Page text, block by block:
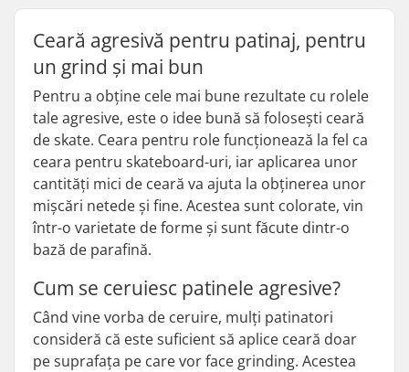
Ceară agresivă pentru patinaj, pentru
un grind și mai bun
Pentru a obține cele mai bune rezultate cu rolele
tale agresive, este o idee bună să folosești ceară
de skate. Ceara pentru role funcționează la fel ca
ceara pentru skateboard-uri, iar aplicarea unor
cantități mici de ceară va ajuta la obținerea unor
mișcări netede și fine. Acestea sunt colorate, vin
într-o varietate de forme și sunt făcute dintr-o
bază de parafină.
Cum se ceruiesc patinele agresive?
Când vine vorba de ceruire, mulți patinatori
consideră că este suficient să aplice ceară doar
pe suprafața pe care vor face grinding. Acestea